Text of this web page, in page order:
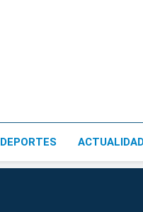
DEPORTES